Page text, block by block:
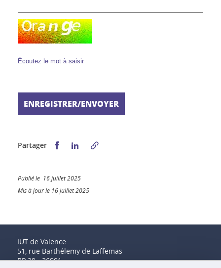
Écoutez le mot à saisir
Partager Partager sur Facebook
Partager sur LinkedIn
Publié le 16 juillet 2025
Mis à jour le 16 juillet 2025
IUT de Valence
51, rue Barthélemy de Laffemas
BP 29 - 26901